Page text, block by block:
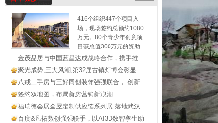
416个组织447个项目入
场，现场签约总额约1080
万元。80个青少年创意项
目获总值300万元的资助
金茂品居与中国蓝星达成战略合作，携手推
聚光成势,三大风潮,第32届古镇灯博会彰显
八戒二手房与三好同创装饰强强联合， 创新
签约双地图，布局新房营销新浪潮
福瑞德会展全屋定制供应链系列展-落地武汉
百度&凡拓数创强强联手，以AI3D数智孪生助